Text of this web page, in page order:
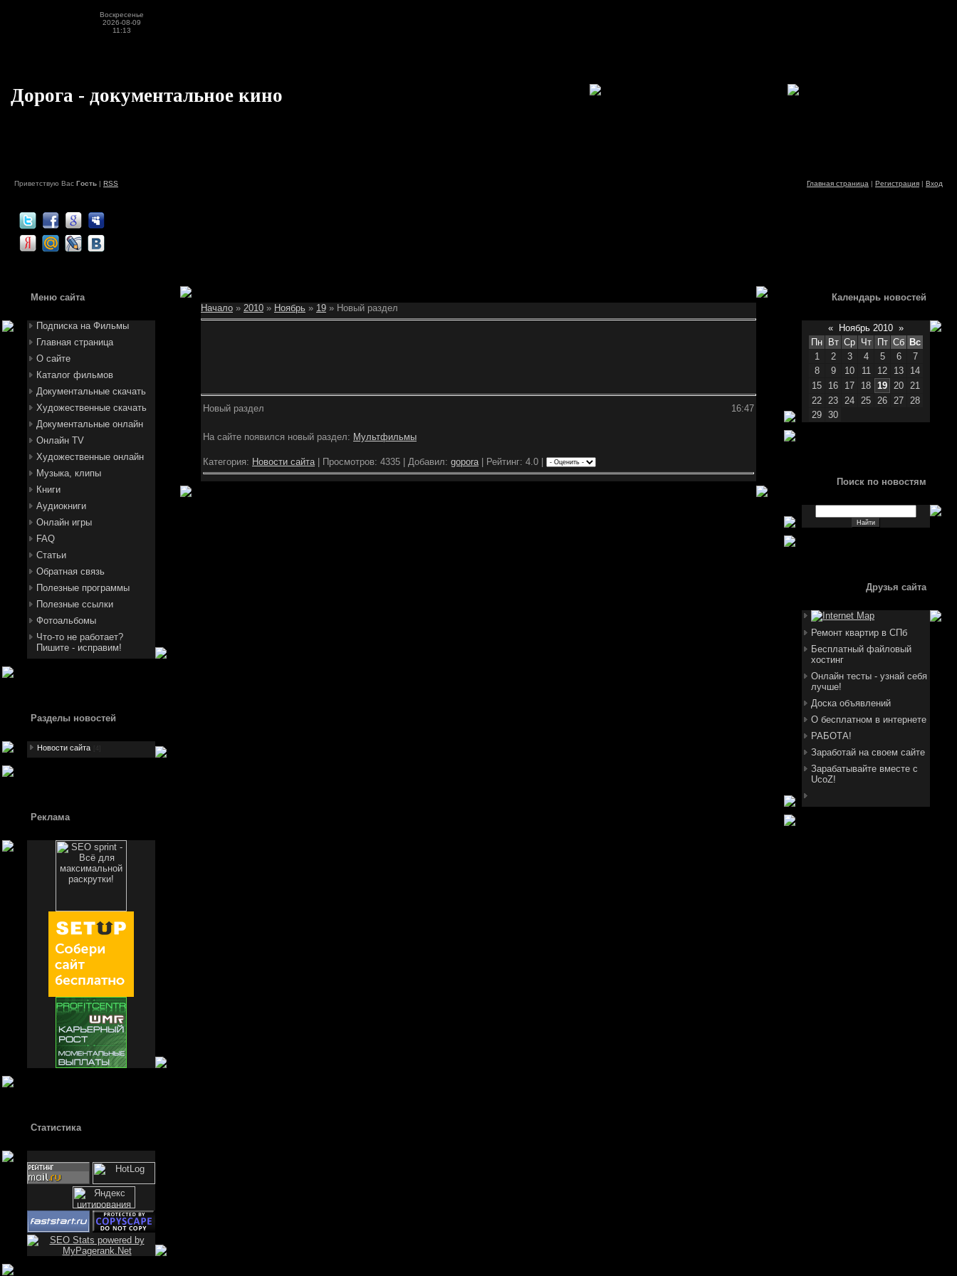
Воскресенье
2026-08-09
11:13
Дорога - документальное кино
Приветствую Вас Гость | RSS Главная страница | Регистрация | Вход
Меню сайта
Подписка на Фильмы
Главная страница
О сайте
Каталог фильмов
Документальные скачать
Художественные скачать
Документальные онлайн
Онлайн TV
Художественные онлайн
Музыка, клипы
Книги
Аудиокниги
Онлайн игры
FAQ
Статьи
Обратная связь
Полезные программы
Полезные ссылки
Фотоальбомы
Что-то не работает?
Пишите - исправим!
Разделы новостей
Новости сайта
Реклама
Статистика
Начало » 2010 » Ноябрь » 19 » Новый раздел
Новый раздел 16:47
На сайте появился новый раздел: Мультфильмы
Категория: Новости сайта | Просмотров: 4335 | Добавил: gopora | Рейтинг: 4.0 |
Календарь новостей
« Ноябрь 2010 »
Пн
Вт Ср Чт Пт Сб Вс
1
2 3 4 5 6
7
8
9 10 11 12 13
14
15
16 17 18 19 20 21
22 23 24 25 26 27 28
29 30
Поиск по новостям
Друзья сайта
Ремонт квартир в СПб
Бесплатный файловый
хостинг
Онлайн тесты - узнай себя
лучше!
Доска объявлений
О бесплатном в интернете
РАБОТА!
Заработай на своем сайте
Зарабатывайте вместе с
UcoZ!